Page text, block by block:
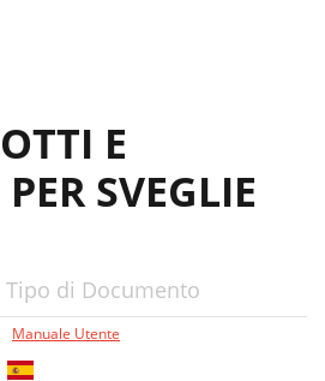
E
SVEGLIE
Tipo di Documento
Manuale Utente